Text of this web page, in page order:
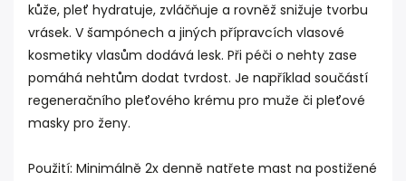
kůže, pleť hydratuje, zvláčňuje a rovněž snižuje tvorbu
vrásek. V šampónech a jiných přípravcích vlasové
kosmetiky vlasům dodává lesk. Při péči o nehty zase
pomáhá nehtům dodat tvrdost. Je například součástí
regeneračního pleťového krému pro muže či pleťové
masky pro ženy.
Použití: Minimálně 2x denně natřete mast na postižené